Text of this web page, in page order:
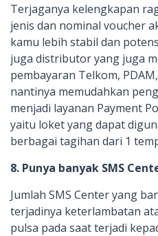
Terjaganya kelengkapan
jenis dan nominal voucher
kamu lebih stabil dan
juga distributor yang juga
pembayaran Telkom,
nantinya memudahkan
menjadi layanan Payment
yaitu loket yang dapat
berbagai tagihan dari 1
8. Punya banyak SMS
Jumlah SMS Center yang
terjadinya keterlambatan
pulsa pada saat terjadi